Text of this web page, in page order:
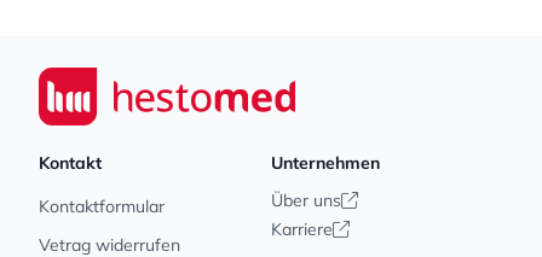
Seiwert GmbH
Kontakt
Kontaktformular
Vetrag widerrufen
Unternehmen
Über uns
Karriere